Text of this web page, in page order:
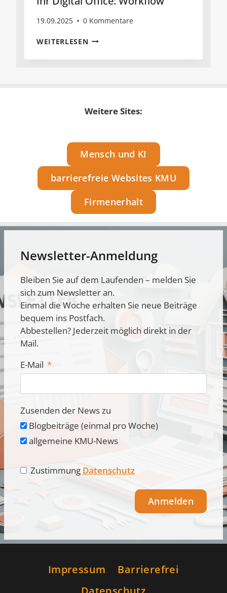
19.09.2025 0 Kommentare
WEITERLESENIHR
OFFICE:
Weitere Sites:
Mensch und KI
barrierefreie Websites KMU
Firmenerhalt
Newsletter-Anmeldung
Bleiben Sie auf dem Laufenden – melden Sie
sich zum Newsletter an.
Einmal die Woche erhalten Sie neue Beiträge
bequem ins Postfach.
Abbestellen? Jederzeit möglich direkt in der
Mail.
E-Mail
Zusenden der News zu
Blogbeiträge (einmal pro Woche)
allgemeine KMU-News
Zustimmung Datenschutz
Anmelden
Impressum
Barrierefrei